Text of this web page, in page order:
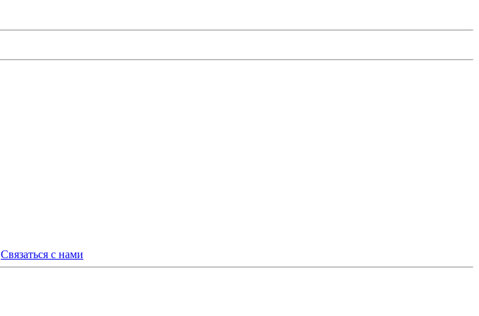
Связаться с нами